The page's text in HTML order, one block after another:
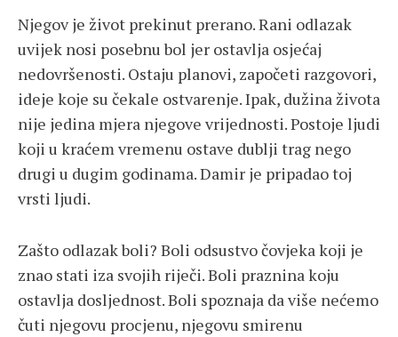
Njegov je život prekinut prerano. Rani odlazak
uvijek nosi posebnu bol jer ostavlja osjećaj
nedovršenosti. Ostaju planovi, započeti razgovori,
ideje koje su čekale ostvarenje. Ipak, dužina života
nije jedina mjera njegove vrijednosti. Postoje ljudi
koji u kraćem vremenu ostave dublji trag nego
drugi u dugim godinama. Damir je pripadao toj
vrsti ljudi.
Zašto odlazak boli? Boli odsustvo čovjeka koji je
znao stati iza svojih riječi. Boli praznina koju
ostavlja dosljednost. Boli spoznaja da više nećemo
čuti njegovu procjenu, njegovu smirenu